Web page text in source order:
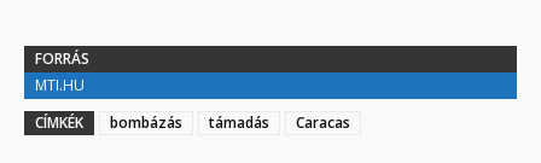
FORRÁS
MTI.HU
CÍMKÉK
bombázás támadás Caracas